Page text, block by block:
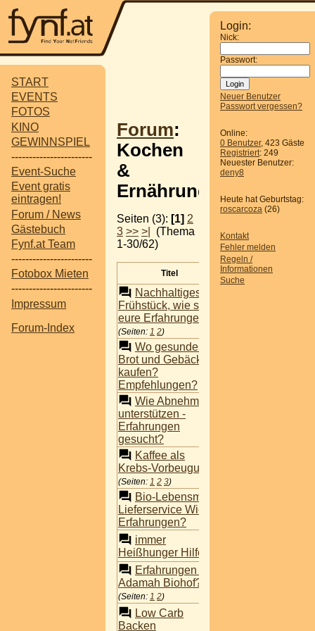
START
EVENTS
FOTOS
KINO
GEWINNSPIEL
-----------------------
Event-Suche
Event gratis
eintragen!
Forum / News
Gästebuch
Fynf.at Team
-----------------------
Fotobox Mieten
-----------------------
Impressum
Forum-Index
Login:
Nick:
Passwort:
Neuer Benutzer
Passwort vergessen?
Online:
0 Benutzer, 423 Gäste
Registriert: 249
Neuester Benutzer:
deny8
Heute hat Geburtstag:
roscarcoza (26)
Kontakt
Fehler melden
Regeln /
Informationen
Suche
Forum:
Kochen
&
Ernährung
Seiten (3): [1] 2
3 >> >|
(Thema
1-30/62)
Titel Autor
Nachhaltiges
Frühstück, wie sind
eure Erfahrungen?
(Seiten: 1 2)
Wo gesundes
Brot und Gebäck
kaufen?
Empfehlungen?
Wie Abnehmen
unterstützen -
Erfahrungen
gesucht?
Kaffee als
Krebs-Vorbeugung?
(Seiten: 1 2 3)
Bio-Lebensmittel
Lieferservice Wien,
Erfahrungen?
immer
Heißhunger Hilfe!
Erfahrungen mit
Adamah Biohof?
(Seiten: 1 2)
Low Carb
Backen